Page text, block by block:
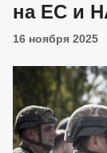
на ЕС и
16 ноября 2025